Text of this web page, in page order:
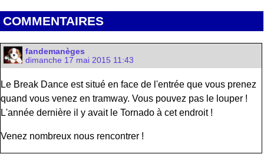
COMMENTAIRES
fandemanèges
dimanche 17 mai 2015 11:43
Le Break Dance est situé en face de l'entrée que vous prenez
quand vous venez en tramway. Vous pouvez pas le louper !
L'année dernière il y avait le Tornado à cet endroit !
Venez nombreux nous rencontrer !